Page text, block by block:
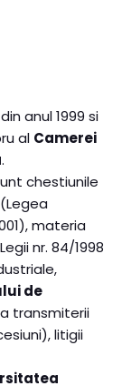
anul 1999 si
al Camerei
.
chestiunile
materia
nr. 84/1998
de
transmiterii
litigii